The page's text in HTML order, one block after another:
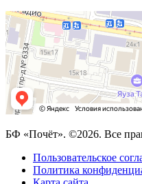
БФ «Почёт». ©2026. Все
Пользовательское
Политика